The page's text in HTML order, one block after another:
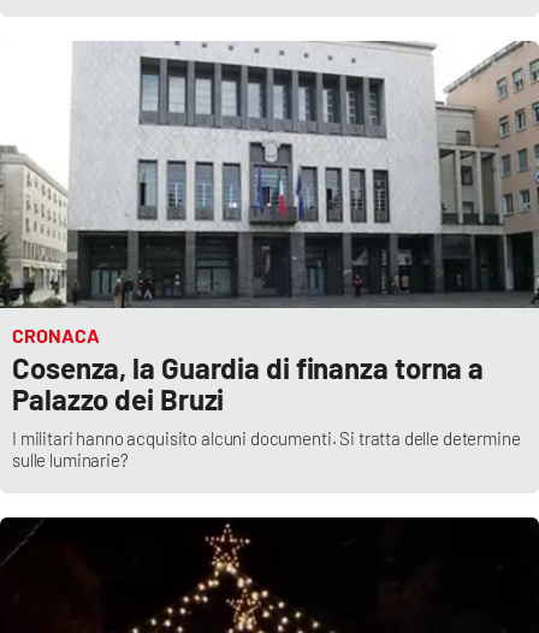
Good Morning Vietnam
Parchi Marini Calabria
Leggendo Alvaro insieme
Imprese Di Calabria
Le perfidie di Antonella Grippo
Venti di comunicazione
STREAMING
CRONACA
Cosenza, la Guardia di finanza torna a
Palazzo dei Bruzi
I militari hanno acquisito alcuni documenti. Si tratta delle determine
sulle luminarie?